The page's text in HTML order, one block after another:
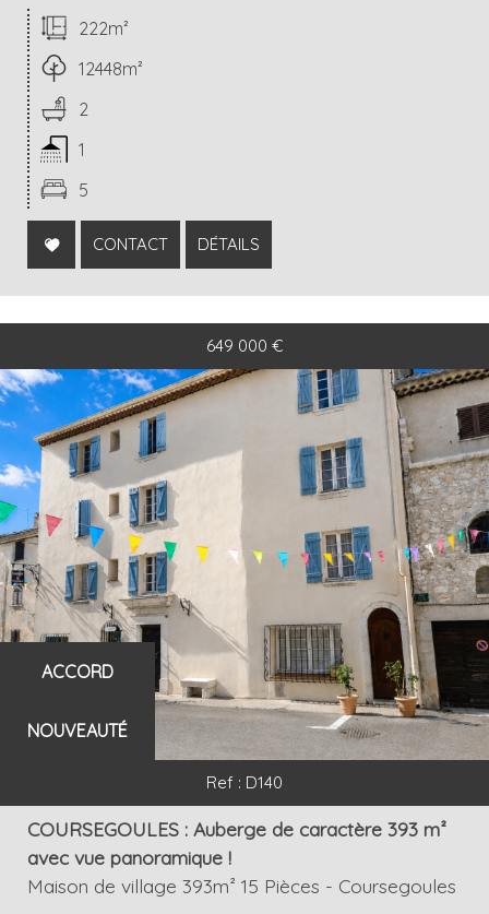
222m²
12448m²
2
1
5
CONTACT DÉTAILS
ACCORD
NOUVEAUTÉ
649 000 €
Ref : D140
COURSEGOULES : Auberge de caractère 393 m²
avec vue panoramique !
Maison de village 393m² 15 Pièces - Coursegoules